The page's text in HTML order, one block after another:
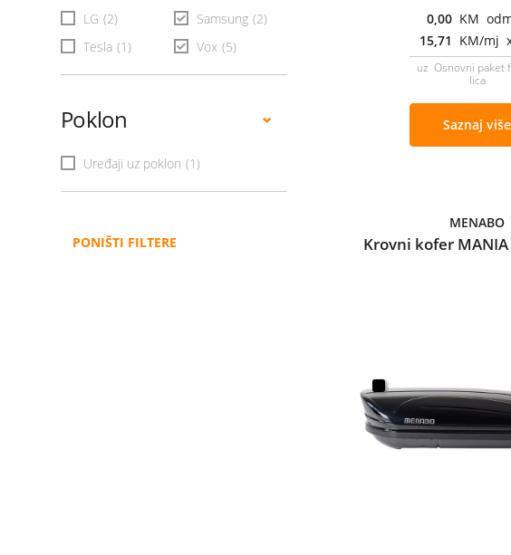
LG (2) Samsung (2)
Tesla (1) Vox (5)
Poklon
Uređaji uz poklon (1)
PONIŠTI FILTERE
0,00 KM
15,71 KM/mj
uz Osnovni paket
lica
Saznaj više
MENABO
Krovni kofer MANIA